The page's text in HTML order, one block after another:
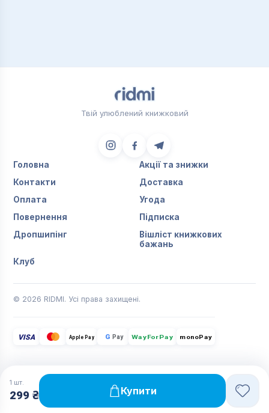
1 шт.
299 ₴ Купити
Твій улюблений книжковий
Головна
Акції та знижки
Контакти
Доставка
Оплата
Угода
Повернення
Підписка
Дропшипінг
Вішліст книжкових
бажань
Клуб
© 2026 RIDMI. Усі права захищені.
VISA Apple Pay G Pay WayForPay monoPay